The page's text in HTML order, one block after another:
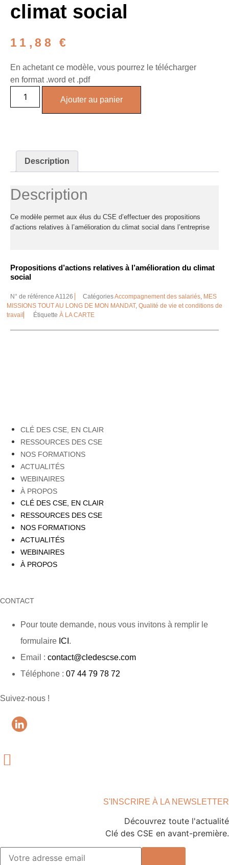
climat social
11,88€
En achetant ce modèle, vous pourrez le télécharger
en format .word et .pdf
quantité
Propositions
d'actions
climat
social
Ajouter au panier
Description
Description
Ce modèle permet aux élus du CSE d’effectuer des propositions
d’actions relatives à l’amélioration du climat social dans l’entreprise
Propositions d’actions relatives à l’amélioration du climat
social
N° de référence A1126 CatégoriesAccompagnement des salariés, MES
MISSIONS TOUT AU LONG DE MON MANDAT, Qualité de vie et conditions de
travail
Étiquette À LA CARTE
CLÉ DES CSE, EN CLAIR
RESSOURCES DES CSE
NOS FORMATIONS
ACTUALITÉS
WEBINAIRES
À PROPOS
CLÉ DES CSE, EN CLAIR
RESSOURCES DES CSE
NOS FORMATIONS
ACTUALITÉS
WEBINAIRES
À PROPOS
CONTACT
Pour toute demande, nous vous invitons à remplir le
formulaire ICI .
Email : contact@cledescse.com
Téléphone : 07 44 79 78 72
Suivez-nous !
S'INSCRIRE À LA NEWSLETTER
Découvrez toute l'actualité
Clé des CSE en avant-première.